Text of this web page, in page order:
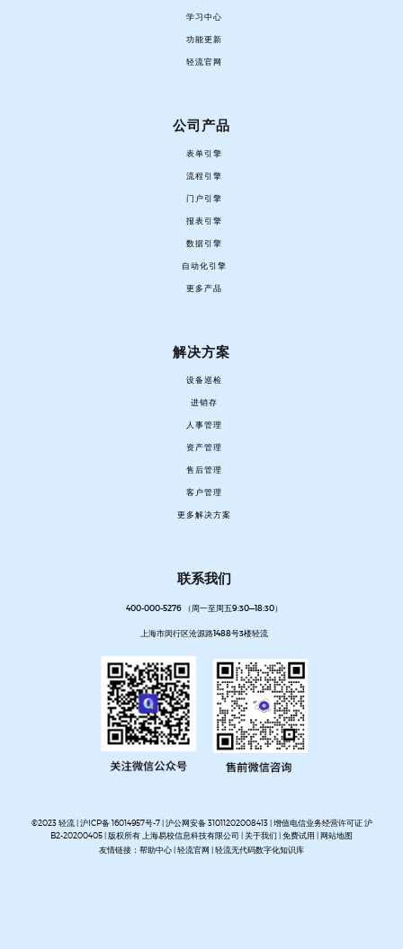
学习中心
功能更新
轻流官网
公司产品
表单引擎
流程引擎
门户引擎
报表引擎
数据引擎
自动化引擎
更多产品
解决方案
设备巡检
进销存
人事管理
资产管理
售后管理
客户管理
更多解决方案
联系我们
400-000-5276 （周一至周五9:30—18:30）
上海市闵行区沧源路1488号3楼轻流
©2023 轻流 |沪ICP备 16014957号-7|沪公网安备 31011202008413| 增值电信业务经营许可证 沪
B2-20200405 | 版权所有 上海易校信息科技有限公司 |关于我们 |免费试用 |网站地图
友情链接： 帮助中心|轻流官网 |轻流无代码数字化知识库